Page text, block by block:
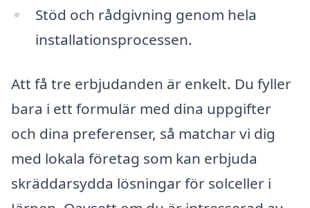
Stöd och rådgivning genom hela
installationsprocessen.
Att få tre erbjudanden är enkelt. Du fyller
bara i ett formulär med dina uppgifter
och dina preferenser, så matchar vi dig
med lokala företag som kan erbjuda
skräddarsydda lösningar för solceller i